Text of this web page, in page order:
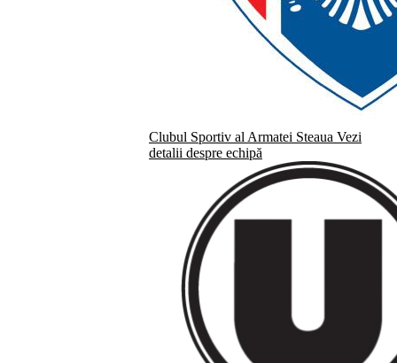
Clubul Sportiv al Armatei Steaua Vezi
detalii despre echipă